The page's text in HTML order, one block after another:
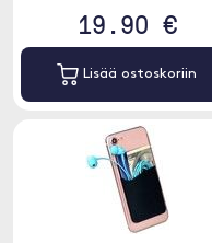
19.90 €
Lisää ostoskoriin